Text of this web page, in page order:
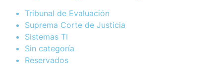
Tribunal de Evaluación
Suprema Corte de Justicia
Sistemas TI
Sin categoría
Reservados